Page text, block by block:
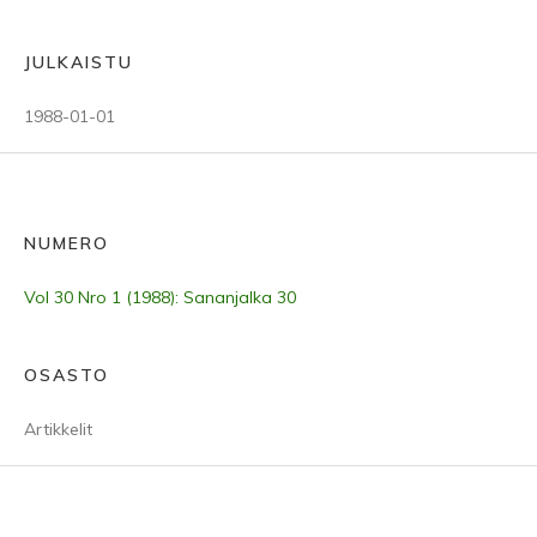
JULKAISTU
1988-01-01
NUMERO
Vol 30 Nro 1 (1988): Sananjalka 30
OSASTO
Artikkelit